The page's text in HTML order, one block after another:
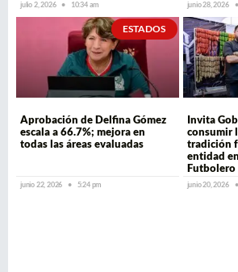
julio 2, 2026 10:34 am junio 28, 2026
ESTADOS
Aprobación de Delfina Gómez
escala a 66.7%; mejora en
todas las áreas evaluadas
junio 22, 2026 5:24 pm
Invita
consumir
tradición
entidad
Futbolero
junio 20, 2026